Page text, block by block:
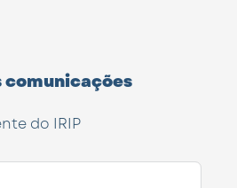
comunicações
do IRIP